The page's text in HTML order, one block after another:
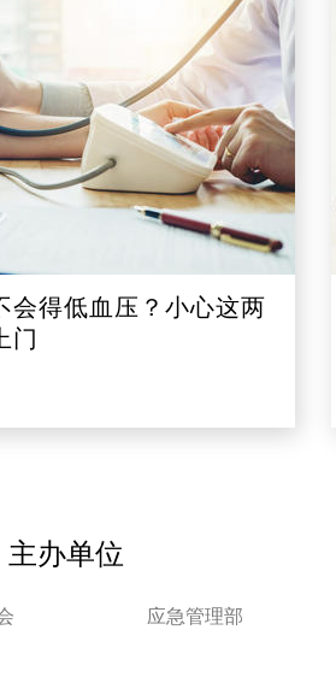
会得低血压？小心这两
门
主办单位
应急管理部